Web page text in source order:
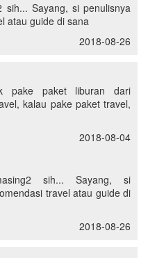
sih... Sayang, si penulisnya
atau guide di sana
2018-08-26
pake paket liburan dari
kalau pake paket travel,
2018-08-04
sih... Sayang, si
travel atau guide di
2018-08-26